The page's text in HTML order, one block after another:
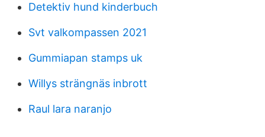
Detektiv hund kinderbuch
Svt valkompassen 2021
Gummiapan stamps uk
Willys strängnäs inbrott
Raul lara naranjo